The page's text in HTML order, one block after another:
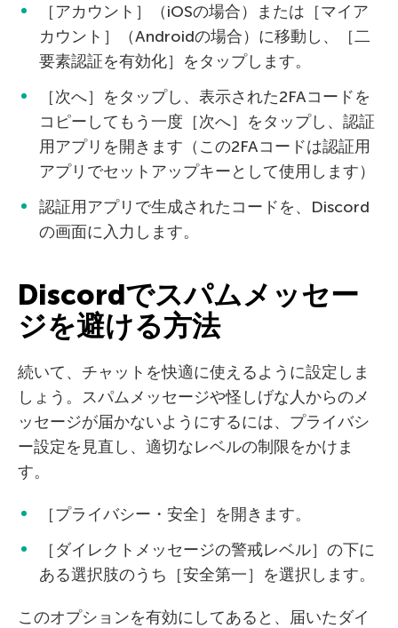
［アカウント］（iOSの場合）または［マイア
カウント］（Androidの場合）に移動し、［二
要素認証を有効化］をタップします。
［次へ］をタップし、表示された2FAコードを
コピーしてもう一度［次へ］をタップし、認証
用アプリを開きます（この2FAコードは認証用
アプリでセットアップキーとして使用します）
認証用アプリで生成されたコードを、Discord
の画面に入力します。
Discordでスパムメッセー
ジを避ける方法
続いて、チャットを快適に使えるように設定しま
しょう。スパムメッセージや怪しげな人からのメ
ッセージが届かないようにするには、プライバシ
ー設定を見直し、適切なレベルの制限をかけま
す。
［プライバシー・安全］を開きます。
［ダイレクトメッセージの警戒レベル］の下に
ある選択肢のうち［安全第一］を選択します。
このオプションを有効にしてあると、届いたダイ